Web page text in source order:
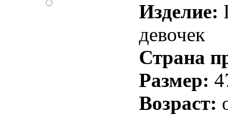
Изделие:
девочек
Страна
Размер:
Возраст: